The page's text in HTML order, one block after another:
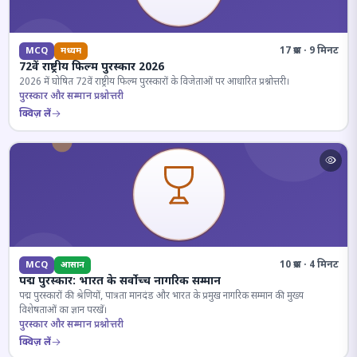
MCQ मध्यम 17 प्रश्न · 9 मिनट
72वें राष्ट्रीय फिल्म पुरस्कार 2026
2026 में घोषित 72वें राष्ट्रीय फिल्म पुरस्कारों के विजेताओं पर आधारित प्रश्नोत्तरी।
पुरस्कार और सम्मान प्रश्नोत्तरी
क्विज़ लें
MCQ आसान 10 प्रश्न · 4 मिनट
पद्म पुरस्कार: भारत के सर्वोच्च नागरिक सम्मान
पद्म पुरस्कारों की श्रेणियों, पात्रता मानदंड और भारत के प्रमुख नागरिक सम्मान की मुख्य
विशेषताओं का ज्ञान परखें।
पुरस्कार और सम्मान प्रश्नोत्तरी
क्विज़ लें